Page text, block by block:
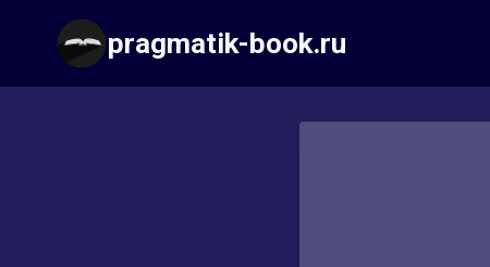
содержимому
pragmatik-book.ru